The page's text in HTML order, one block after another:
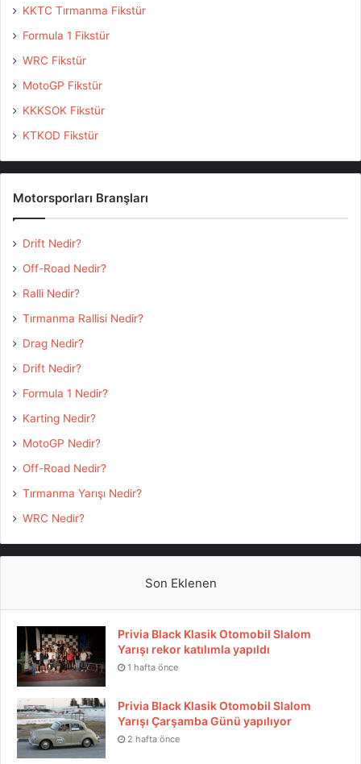
KKTC Tırmanma Fikstür
Formula 1 Fikstür
WRC Fikstür
MotoGP Fikstür
KKKSOK Fikstür
KTKOD Fikstür
Motorsporları Branşları
Drift Nedir?
Off-Road Nedir?
Ralli Nedir?
Tırmanma Rallisi Nedir?
Drag Nedir?
Drift Nedir?
Formula 1 Nedir?
Karting Nedir?
MotoGP Nedir?
Off-Road Nedir?
Tırmanma Yarışı Nedir?
WRC Nedir?
Son Eklenen
Privia Black Klasik Otomobil Slalom
Yarışı rekor katılımla yapıldı
1 hafta önce
Privia Black Klasik Otomobil Slalom
Yarışı Çarşamba Günü yapılıyor
2 hafta önce